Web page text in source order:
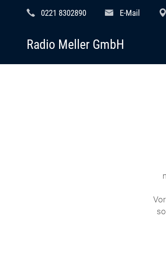
0221 8302890 E-Mail
Radio Meller GmbH